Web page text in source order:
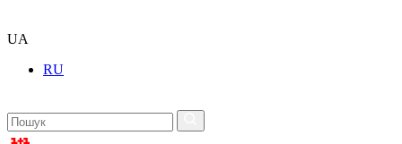
UA
RU